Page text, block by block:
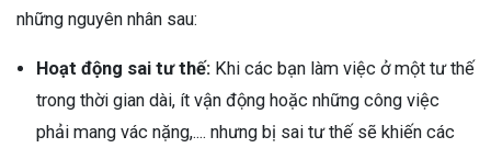
những nguyên nhân sau:
Hoạt động sai tư thế: Khi các bạn làm việc ở một tư thế
trong thời gian dài, ít vận động hoặc những công việc
phải mang vác nặng,.... nhưng bị sai tư thế sẽ khiến các